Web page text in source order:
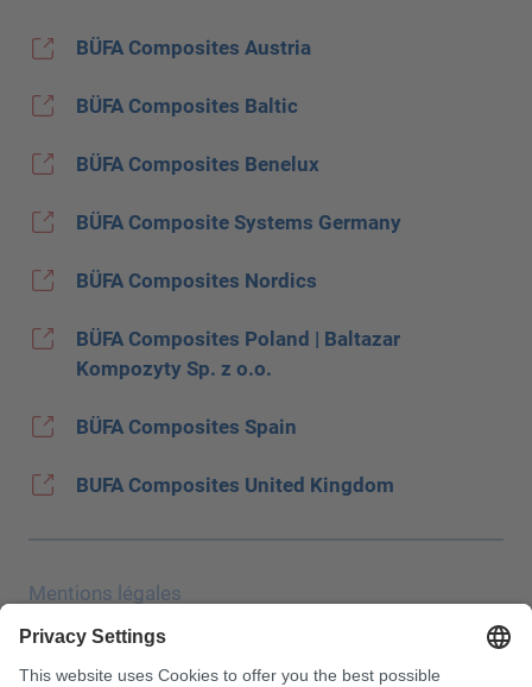
BÜFA Composites Austria
BÜFA Composites Baltic
BÜFA Composites Benelux
BÜFA Composite Systems Germany
BÜFA Composites Nordics
BÜFA Composites Poland | Baltazar
Kompozyty Sp. z o.o.
BÜFA Composites Spain
BUFA Composites United Kingdom
Mentions légales
Protection des données